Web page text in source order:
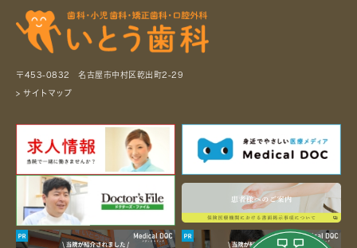
〒453-0832 名古屋市中村区乾出町2-29
> サイトマップ